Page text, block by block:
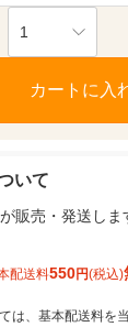
1
カートに入
いて
が販売・発送しま
配送料550円(税込)
は、基本配送料を